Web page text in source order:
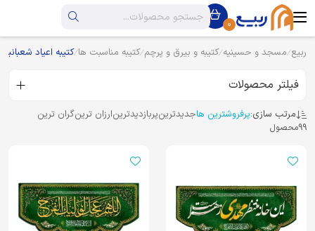
0
ربیع مسجد و حسینیه کتیبه و بیرق و پرچم کتیبه مناسبت ها کتیبه اعیاد شعبانیه
فیلتر محصولات
مرتب سازی:پرفروشترین هاجدیدترینپربازدیدترینارزان ترینگران ترین
99محصول